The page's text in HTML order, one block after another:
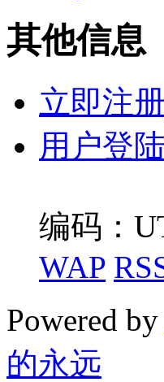
其他信息
立即注册
用户登陆
编码：
WAP
Powered by
的永远